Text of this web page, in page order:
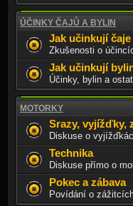
ÚČINKY ČAJŮ A BYLIN
Jak učinkují čaje
Zkušenosti o
Jak učinkují
Účinky, bylin a
MOTORKY
Srazy, vyjížďky,
Diskuse o
Technika
Diskuse přímo o
Pokec a zábava
Povídání o